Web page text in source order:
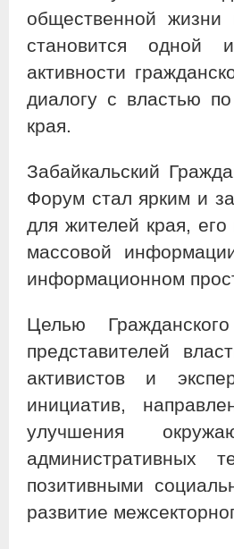
общественной
становится одной
активности
диалогу с властью
края.
Забайкальский
Форум стал ярким и
для жителей края,
массовой
информационном
Целью
представителей
активистов и
инициатив,
улучшения
административных
позитивными
развитие